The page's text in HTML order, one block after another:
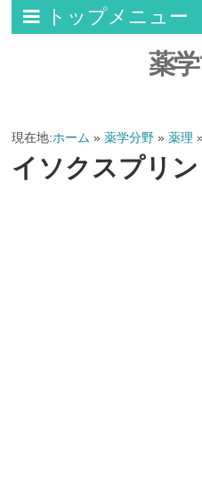
トップメニュー
薬
現在地:ホーム »薬学分野 »薬理
イソクスプリン